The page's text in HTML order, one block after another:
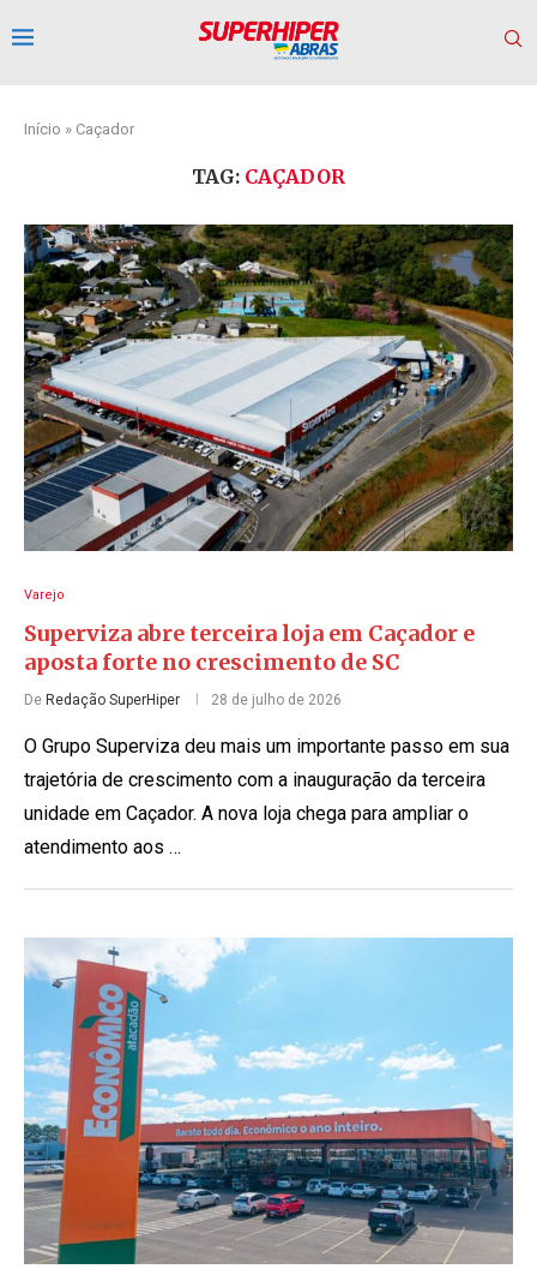
Início » Caçador
TAG: CAÇADOR
Varejo
Superviza abre terceira loja em Caçador e
aposta forte no crescimento de SC
De Redação SuperHiper 28 de julho de 2026
O Grupo Superviza deu mais um importante passo em sua
trajetória de crescimento com a inauguração da terceira
unidade em Caçador. A nova loja chega para ampliar o
atendimento aos …